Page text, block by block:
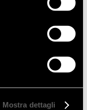
Mostra dettagli